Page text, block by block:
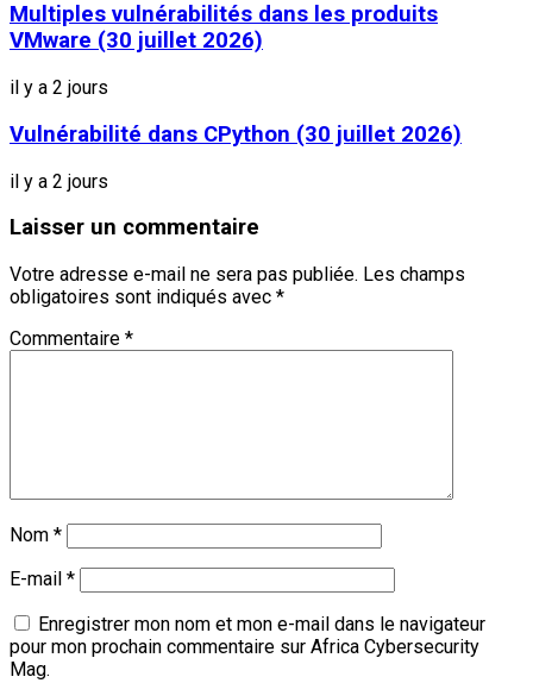
Multiples vulnérabilités dans les produits
VMware (30 juillet 2026)
il y a 2 jours
Vulnérabilité dans CPython (30 juillet 2026)
il y a 2 jours
Laisser un commentaire
Votre adresse e-mail ne sera pas publiée. Les champs
obligatoires sont indiqués avec *
Commentaire *
Nom *
E-mail *
Enregistrer mon nom et mon e-mail dans le navigateur
pour mon prochain commentaire sur Africa Cybersecurity
Mag.